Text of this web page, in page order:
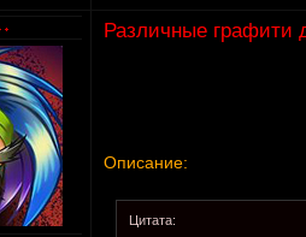
Различные графити
Описание:
Цитата: